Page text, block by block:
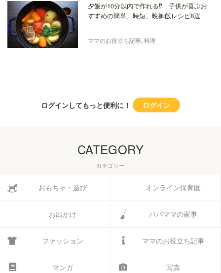
夕飯が10分以内で作れる⁉ 子供が喜ぶお
すすめの簡単、時短、晩御飯レシピ8選
ママのお役立ち記事,料理
ログインしてもっと便利に！ ログイン
CATEGORY
カテゴリー
おもちゃ・遊び オンライン保育園
お出かけ パパママの家事
ファッション ママのお役立ち記事
マンガ 写真